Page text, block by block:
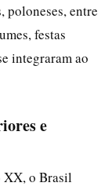
poloneses, entre
festas
integraram ao
e
o Brasil